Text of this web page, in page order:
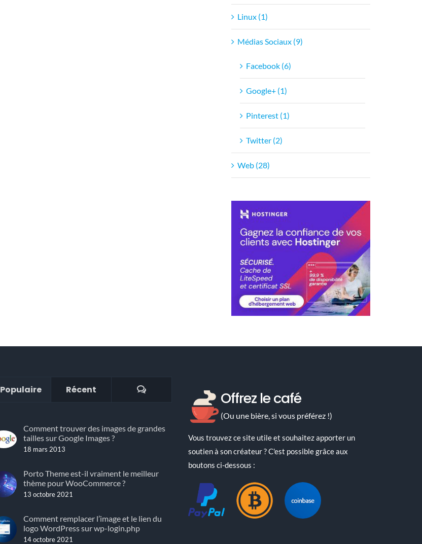
Linux (1)
Médias Sociaux (9)
Facebook (6)
Google+ (1)
Pinterest (1)
Twitter (2)
Web (28)
Populaire Récent Commentaires
Comment trouver des images de grandes
tailles sur Google Images ?
18 mars 2013
Porto Theme est-il vraiment le meilleur
thème pour WooCommerce ?
13 octobre 2021
Comment remplacer l’image et le lien du
logo WordPress sur wp-login.php
14 octobre 2021
Offrez le café
(Ou une bière, si vous préférez !)
Vous trouvez ce site utile et souhaitez apporter un
soutien à son créateur ? C'est possible grâce aux
boutons ci-dessous :